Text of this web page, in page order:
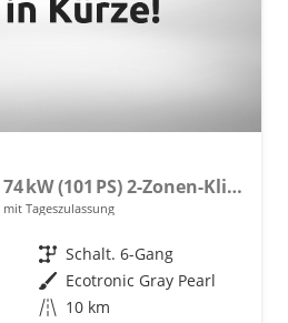
GO+ 1.0 T-GDI 2WD 74 kW (101 PS) 2-Zonen-Klimaautomatik, Sitzheizung, Lenkradheizung, DAB, Android Auto, Apple CarPlay, Navigationssystem, Induktionsladestation, LED-Scheinwerfer, 18 Zoll Leichtmetallfelgen, uvm
Tageszulassung
Getriebe Schalt. 6-Gang
Außenfarbe Ecotronic Gray Pearl
Kilometerstand 10 km